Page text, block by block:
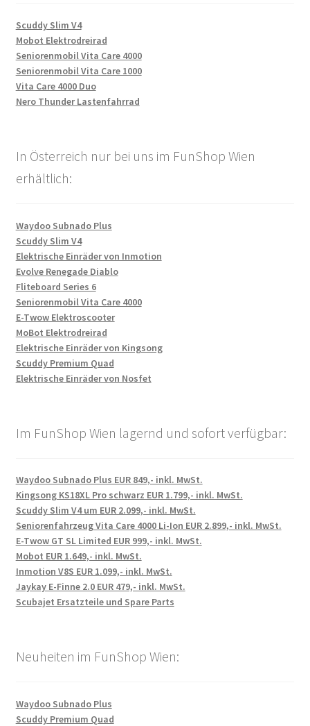
Scuddy Slim V4
Mobot Elektrodreirad
Seniorenmobil Vita Care 4000
Seniorenmobil Vita Care 1000
Vita Care 4000 Duo
Nero Thunder Lastenfahrrad
In Österreich nur bei uns im FunShop Wien
erhältlich:
Waydoo Subnado Plus
Scuddy Slim V4
Elektrische Einräder von Inmotion
Evolve Renegade Diablo
Fliteboard Series 6
Seniorenmobil Vita Care 4000
E-Twow Elektroscooter
MoBot Elektrodreirad
Elektrische Einräder von Kingsong
Scuddy Premium Quad
Elektrische Einräder von Nosfet
Im FunShop Wien lagernd und sofort verfügbar:
Waydoo Subnado Plus EUR 849,- inkl. MwSt.
Kingsong KS18XL Pro schwarz EUR 1.799,- inkl. MwSt.
Scuddy Slim V4 um EUR 2.099,- inkl. MwSt.
Seniorenfahrzeug Vita Care 4000 Li-Ion EUR 2.899,- inkl. MwSt.
E-Twow GT SL Limited EUR 999,- inkl. MwSt.
Mobot EUR 1.649,- inkl. MwSt.
Inmotion V8S EUR 1.099,- inkl. MwSt.
Jaykay E-Finne 2.0 EUR 479,- inkl. MwSt.
Scubajet Ersatzteile und Spare Parts
Neuheiten im FunShop Wien:
Waydoo Subnado Plus
Scuddy Premium Quad